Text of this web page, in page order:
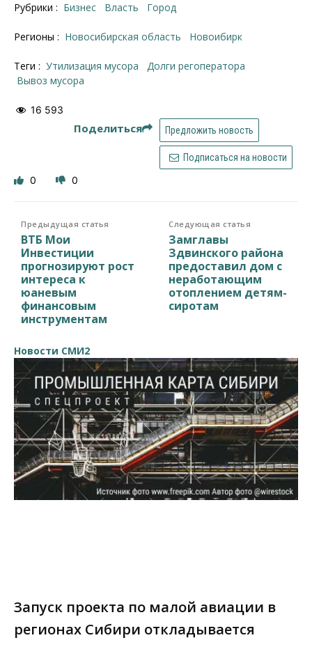
Рубрики : Бизнес Власть Город
Регионы : Новосибирская область Новоибирк
Теги : утилизация мусора
долги регоператора
вывоз мусора
16 593
Поделиться Предложить новость
Подписаться на новости
0 0
Предыдущая статья
ВТБ Мои
Инвестиции
прогнозируют рост
интереса к
юаневым
финансовым
инструментам
Следующая статья
Замглавы
Здвинского района
предоставил дом с
неработающим
отоплением детям-
сиротам
Новости СМИ2
Запуск проекта по малой авиации в
регионах Сибири откладывается